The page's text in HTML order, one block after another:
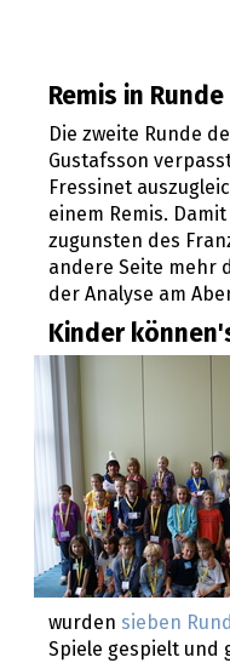
Remis in Runde
Die zweite Runde
Gustafsson
Fressinet
einem Remis.
zugunsten des
andere Seite mehr
der Analyse am
Kinder
wurden sieben
Spiele gespielt und